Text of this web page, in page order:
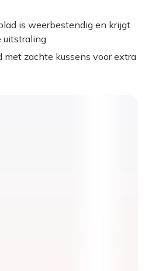
is weerbestendig en krijgt
uitstraling
met zachte kussens voor extra